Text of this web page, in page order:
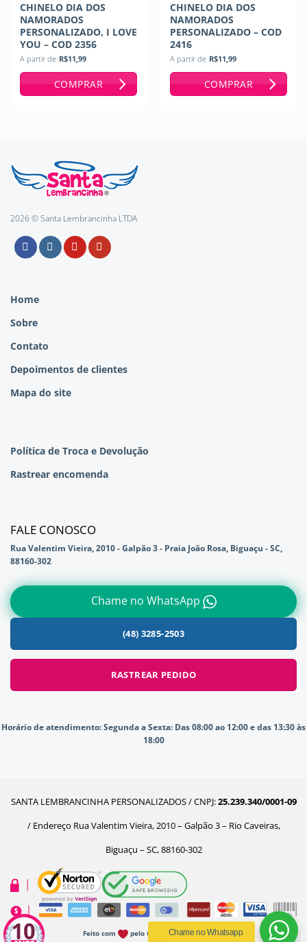
CHINELO DIA DOS
NAMORADOS
PERSONALIZADO, I LOVE
YOU – COD 2356
A partir de R$11,99
COMPRAR
CHINELO DIA DOS
NAMORADOS
PERSONALIZADO – COD
2416
A partir de R$11,99
COMPRAR
2026 © Santa Lembrancinha LTDA
Home
Sobre
Contato
Depoimentos de clientes
Mapa do site
Política de Troca e Devolução
Rastrear encomenda
FALE CONOSCO
Rua Valentim Vieira, 2010 - Galpão 3 - Praia João Rosa, Biguaçu - SC,
88160-302
Chame no WhatsApp
(48) 3285-2503
RASTREAR PEDIDO
Horário de atendimento:Segunda a Sexta: Das 08:00 ao 12:00 e das 13:30 às
18:00
Chame no Whatsapp
SANTA LEMBRANCINHA PERSONALIZADOS / CNPJ:25.239.340/0001-09
/ Endereço Rua Valentim Vieira, 2010 – Galpão 3 – Rio Caveiras,
Biguaçu – SC, 88160-302
Feito com pelo time da Ecommerceria